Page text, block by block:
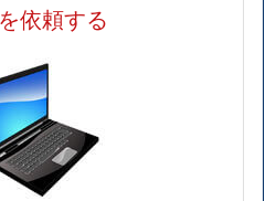
依頼する